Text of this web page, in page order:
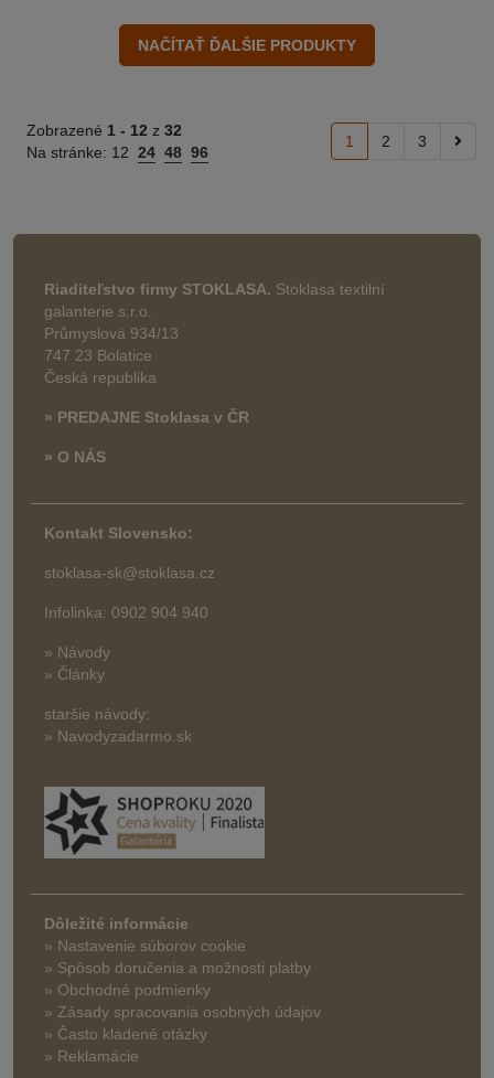
Zobrazené 1 - 12 z 32
Na stránke: 12 24 48 96
1 2 3
Riaditeľstvo firmy STOKLASA. Stoklasa textilní
galanterie s.r.o.
Průmyslová 934/13
747 23 Bolatice
Česká republika
» PREDAJNE Stoklasa v ČR
» O NÁS
Kontakt Slovensko:
stoklasa-sk@stoklasa.cz
Infolinka: 0902 904 940
» Návody
» Články
staršie návody:
» Navodyzadarmo.sk
Dôležité informácie
» Nastavenie súborov cookie
» Spôsob doručenia a možnosti platby
» Obchodné podmienky
» Zásady spracovania osobných údajov
» Často kladené otázky
» Reklamácie